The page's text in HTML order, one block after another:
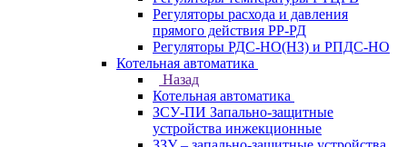
Регуляторы расхода и давления
прямого действия РР-РД
Регуляторы РДС-НО(НЗ) и РПДС-НО
Котельная автоматика
Назад
Котельная автоматика
ЗСУ-ПИ Запально-защитные
устройства инжекционные